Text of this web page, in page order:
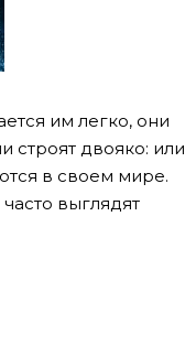
им легко, они
строят двояко: или
в своем мире.
выглядят